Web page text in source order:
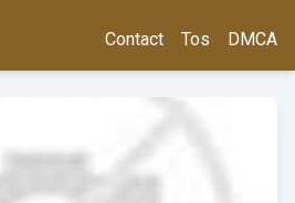
Contact Tos DMCA